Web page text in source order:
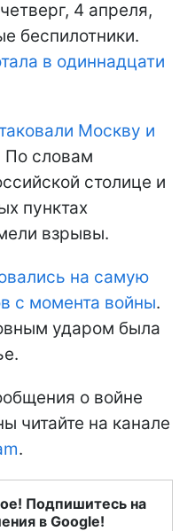
4 апреля,
беспилотники.
в одиннадцати
Москву и
По словам
столице и
пунктах
взрывы.
на самую
с момента войны.
ударом была
о войне
читайте на канале
.
Подпишитесь на
в Google!